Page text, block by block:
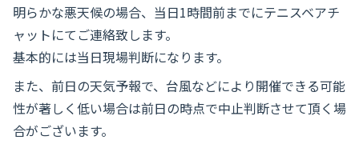
明らかな悪天候の場合、当日1時間前までにテニスベアチ
ャットにてご連絡致します。
基本的には当日現場判断になります。
また、前日の天気予報で、台風などにより開催できる可能
性が著しく低い場合は前日の時点で中止判断させて頂く場
合がございます。